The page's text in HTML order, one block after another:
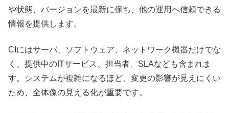
や状態、バージョンを最新に保ち、他の運用へ信頼できる
情報を提供します。
CIにはサーバ、ソフトウェア、ネットワーク機器だけでな
く、提供中のITサービス、担当者、SLAなども含まれま
す。システムが複雑になるほど、変更の影響が見えにくい
ため、全体像の見える化が重要です。